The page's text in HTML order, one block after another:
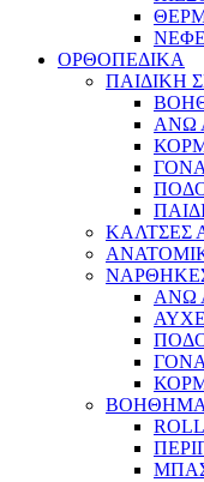
ΟΡΘΟΠΕΔΙΚΑ
ΠΑΙΔΙΚΗ
ΑΝΩ
ΚΑΛΤΣΕΣ
ΑΝΩ